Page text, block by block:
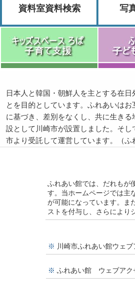
資料室資料検索 写
日本人と韓国・朝鮮人を主とする在
とを目的としています。ふれあいは
に基づき、差別をなくし、共に生き
設として川崎市が設置しました。そ
市より受託して運営しています。（ふ
ふれあい館では、だれもが
す。当ホームページでは主
が可能になっています。ま
ストを付与し、さらにより
※ 川崎市ふれあい館ウェ
※ ふれあい館 ウェブアク